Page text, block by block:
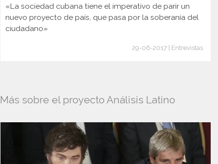
«La sociedad cubana tiene el imperativo de parir un
nuevo proyecto de país, que pasa por la soberanía del
ciudadano»
29-06-2017 | Entrevistas
Más sobre el proyecto Análisis Latino